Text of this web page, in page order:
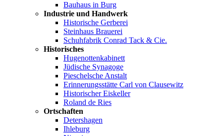
Bauhaus in Burg
Industrie und Handwerk
Historische Gerberei
Steinhaus Brauerei
Schuhfabrik Conrad Tack & Cie.
Historisches
Hugenottenkabinett
Jüdische Synagoge
Pieschelsche Anstalt
Erinnerungsstätte Carl von Clausewitz
Historischer Eiskeller
Roland de Ries
Ortschaften
Detershagen
Ihleburg